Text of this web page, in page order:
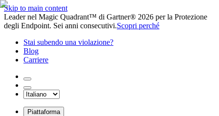
Skip to main content
Leader nel Magic Quadrant™ di Gartner® 2026 per la Protezione
degli Endpoint. Sei anni consecutivi.Scopri perché
Stai subendo una violazione?
Blog
Carriere
Piattaforma